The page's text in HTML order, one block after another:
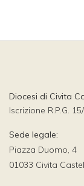
Diocesi di Civita
Iscrizione R.P.G.
Sede legale:
Piazza Duomo, 4
01033 Civita